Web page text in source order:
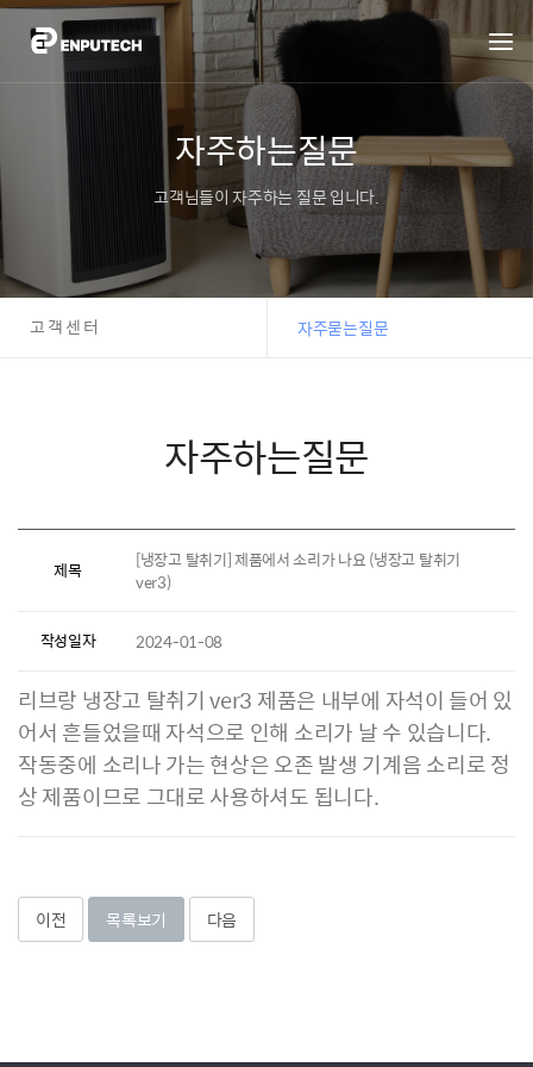
자주하는질문
고객님들이 자주하는 질문 입니다.
고객센터 자주묻는질문
자주하는질문
제목
[냉장고 탈취기] 제품에서 소리가 나요 (냉장고 탈취기
ver3)
작성일자 2024-01-08
리브랑 냉장고 탈취기 ver3 제품은 내부에 자석이 들어 있
어서 흔들었을때 자석으로 인해 소리가 날 수 있습니다.
작동중에 소리나 가는 현상은 오존 발생 기계음 소리로 정
상 제품이므로 그대로 사용하셔도 됩니다.
이전 목록보기 다음